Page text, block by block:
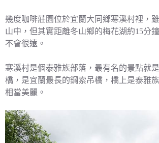
幾度咖啡莊園位於宜蘭大同鄉寒溪村裡，
山中，但其實距離冬山鄉的梅花湖約15分
不會很遠。
寒溪村是個泰雅族部落，最有名的景點就
橋，是宜蘭最長的鋼索吊橋，橋上是泰雅
相當美麗。